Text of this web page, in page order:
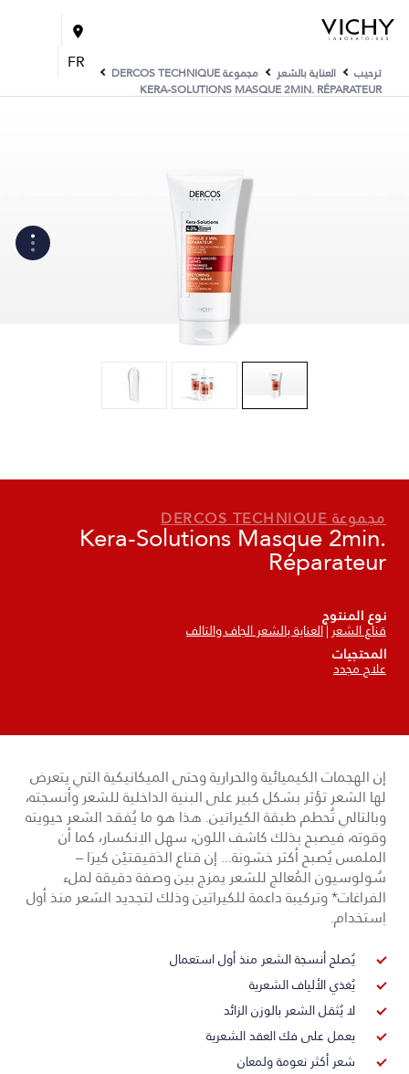
FR ترحيب العناية بالشعر مجموعة DERCOS TECHNIQUE
KERA-SOLUTIONS MASQUE 2MIN. RÉPARATEUR
مجموعة DERCOS TECHNIQUE
Kera-Solutions Masque 2min.
Réparateur
نوع المنتوج
قناع الشعر العناية بالشعر الجاف والتالف
المحتجيات
علاج مجدد
إن الهجمات الكيميائية والحرارية وحتى الميكانيكية التي يتعرض
لها الشعر تؤثر بشكل كبير على البنية الداخلية للشعر وأنسجته،
وبالتالي تُحطم طبقة الكيراتين. هذا هو ما يُفقد الشعر حيويته
وقوته، فيصبح بذلك كاشف اللون، سهل الاِنكسار، كما أن
الملمس يُصبح أكثر خشونة... إن قناع الدَقيقتيْن كيرَا –
سُولوسيون المُعالج للشعر يمزج بين وصفة دقيقة لملء
الفراغات* وتركيبة داعمة للكيراتين وذلك لتجديد الشعر منذ أول
اِستخدام.
يُصلح أنسجة الشعر منذ أول استعمال
يُغذي الألياف الشعرية
لا يُثقل الشعر بالوزن الزائد
يعمل على فك العقد الشعرية
شعر أكثر نعومة ولمعان
WHAT ARE THE ACTIVE
INGREDIENTS OF THE
FORMULA?
كيف يتم تصنيع المنتج؟
VICHY MAG